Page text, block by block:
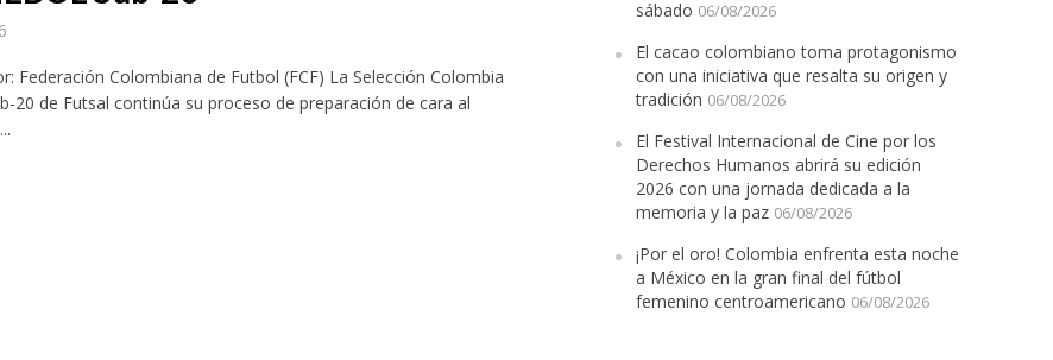
de Cine por los Derechos Humanos abrirá su edición 2026 con una jornada dedicada a la memoria y la paz
Federación Colombiana de Futbol (FCF) La Selección Colombia
20 de Futsal continúa su proceso de preparación de cara al
sábado 06/08/2026
El cacao colombiano toma protagonismo
con una iniciativa que resalta su origen y
tradición 06/08/2026
El Festival Internacional de Cine por los
Derechos Humanos abrirá su edición
2026 con una jornada dedicada a la
memoria y la paz 06/08/2026
¡Por el oro! Colombia enfrenta esta noche
a México en la gran final del fútbol
femenino centroamericano 06/08/2026